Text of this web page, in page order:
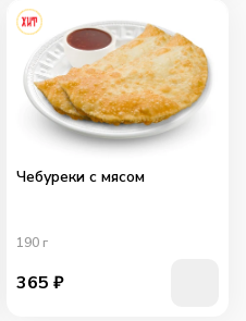
Чебуреки с мясом
190 г
365 ₽